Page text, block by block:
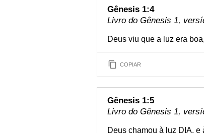
Gênesis 1:4
Livro do Gênesis 1,
Deus viu que a luz era
COPIAR
Gênesis 1:5
Livro do Gênesis 1,
Deus chamou à luz DIA,